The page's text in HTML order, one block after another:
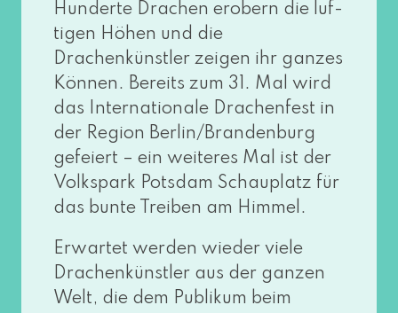
Hunderte Drachen erobern die luf­
ti­gen Höhen und die
Drachenkünstler zei­gen ihr gan­zes
Können. Bereits zum 31. Mal wird
das Internationale Drachenfest in
der Region Berlin/Brandenburg
gefei­ert – ein wei­te­res Mal ist der
Volkspark Potsdam Schauplatz für
das bun­te Treiben am Himmel.
Erwartet wer­den wie­der vie­le
Drachenkünstler aus der gan­zen
Welt, die dem Publikum beim